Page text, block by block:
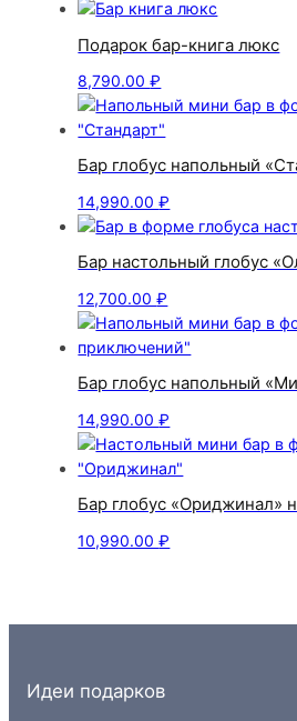
Подарок бар-книга люкс
8,790.00₽
Бар глобус напольный
14,990.00₽
Бар настольный глобус
12,700.00₽
Бар глобус напольный
14,990.00₽
Бар глобус «Ориджинал»
10,990.00₽
Идеи подарков